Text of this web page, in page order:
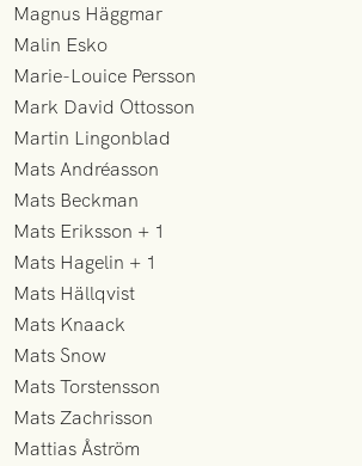
Magnus Häggmar
Malin Esko
Marie-Louice Persson
Mark David Ottosson
Martin Lingonblad
Mats Andréasson
Mats Beckman
Mats Eriksson + 1
Mats Hagelin + 1
Mats Hällqvist
Mats Knaack
Mats Snow
Mats Torstensson
Mats Zachrisson
Mattias Åström